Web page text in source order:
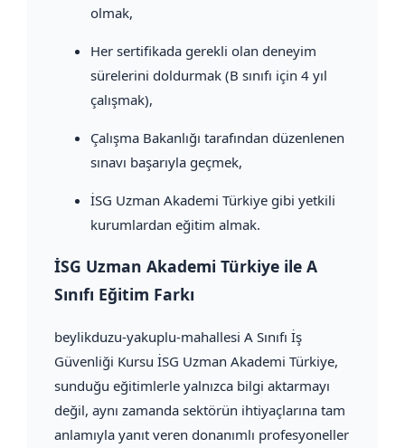
olmak,
Her sertifikada gerekli olan deneyim
sürelerini doldurmak (B sınıfı için 4 yıl
çalışmak),
Çalışma Bakanlığı tarafından düzenlenen
sınavı başarıyla geçmek,
İSG Uzman Akademi Türkiye gibi yetkili
kurumlardan eğitim almak.
İSG Uzman Akademi Türkiye ile A
Sınıfı Eğitim Farkı
beylikduzu-yakuplu-mahallesi A Sınıfı İş
Güvenliği Kursu İSG Uzman Akademi Türkiye,
sunduğu eğitimlerle yalnızca bilgi aktarmayı
değil, aynı zamanda sektörün ihtiyaçlarına tam
anlamıyla yanıt veren donanımlı profesyoneller